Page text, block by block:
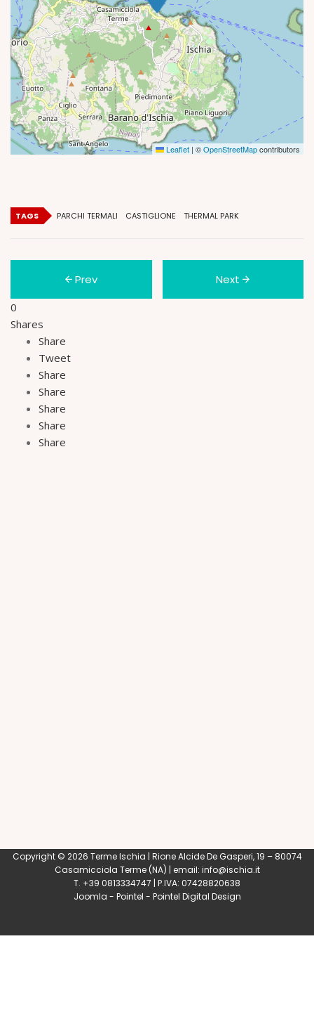
Leaflet | ©OpenStreetMapcontributors
TAGS PARCHI TERMALI CASTIGLIONE THERMAL PARK
Prev Next
0
Shares
Share
Tweet
Share
Share
Share
Share
Share
Copyright © 2026 Terme Ischia | Rione Alcide De Gasperi, 19 – 80074
Casamicciola Terme(NA) | email: info@ischia.it
T. +39 0813334747 | P.IVA: 07428820638
Joomla - Pointel - Pointel Digital Design